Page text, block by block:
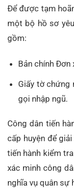
Để được tạm
một bộ hồ sơ
gồm:
Bản chính Đơn
Giấy tờ
gọi nhập ngũ.
Công dân tiến
cấp huyện để
tiến hành kiểm
xác minh công
nghĩa vụ quân sự